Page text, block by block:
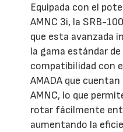
Equipada con el
AMNC 3i, la SRB-
que esta avanzada
la gama estándar
compatibilidad con
AMADA que
AMNC, lo que
rotar fácilmente
aumentando la